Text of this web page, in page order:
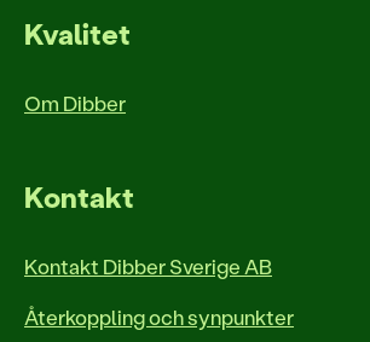
Kvalitet
Om Dibber
Kontakt
Kontakt Dibber Sverige AB
Återkoppling och synpunkter